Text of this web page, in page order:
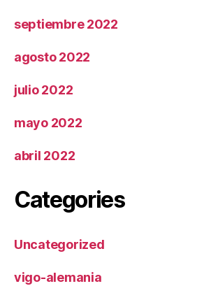
septiembre 2022
agosto 2022
julio 2022
mayo 2022
abril 2022
Categories
Uncategorized
vigo-alemania